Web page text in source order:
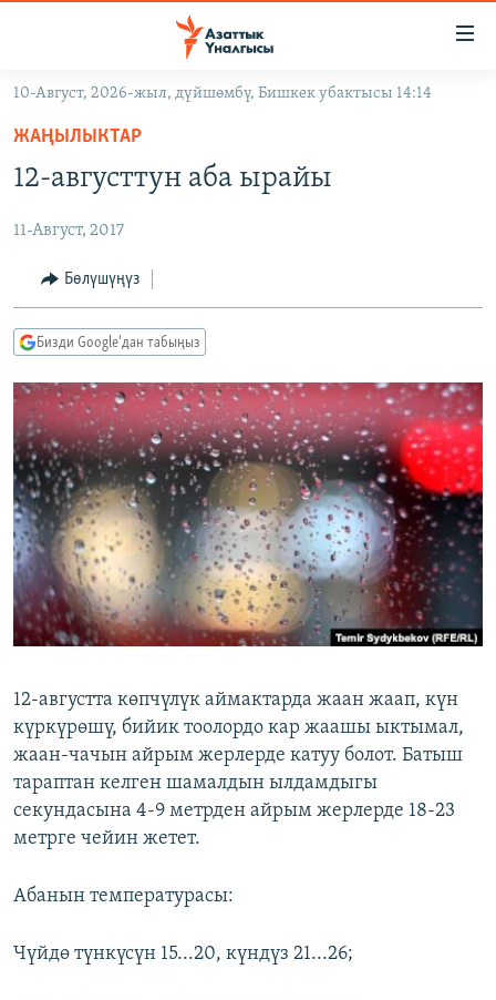
Навигацияга
өтүңүз
салыңызКЫРГЫЗСТАН
САЯСАТ
ЭКОНОМИКА
ДҮЙНӨ
БОРБОР АЗИЯ
УКРАИНА
АТАЙЫН ИЛИКТӨӨ
БҮГҮН АЗАТТЫКТА
ЭКСПЕРТТЕР ТАЛДАЙТ
БИЗ ЖАНА ДҮЙНӨ
ДАНИСТЕ
ЭЖЕ-СИҢДИЛЕР
АЗАТТЫК+
ЫҢГАЙСЫЗ СУРООЛОР
ПОДКАСТ
ӨЗГӨЧӨ ПИКИР
Русский
ОНЛАЙН ШЕРИНЕ
10-Август, 2026-жыл, дүйшөмбү, Бишкек убактысы 14:14
ЖАҢЫЛЫКТАР
12-августтун аба ырайы
11-Август, 2017
Бөлүшүңүз
Бизди Google'дан табыңыз
12-августта көпчүлүк аймактарда жаан жаап, күн
күркүрөшү, бийик тоолордо кар жаашы ыктымал,
жаан-чачын айрым жерлерде катуу болот. Батыш
тараптан келген шамалдын ылдамдыгы
секундасына 4-9 метрден айрым жерлерде 18-23
метрге чейин жетет.
Абанын температурасы:
Чүйдө түнкүсүн 15...20, күндүз 21...26;